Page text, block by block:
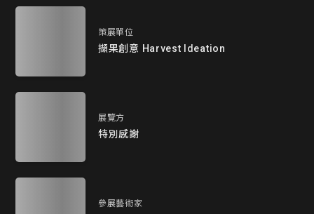
策展單位
擷果創意 Harvest Ideation
展覽方
特別感謝
參展藝術家